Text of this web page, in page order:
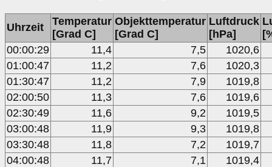
Uhrzeit
Temperatur
[Grad C]
Objekttemperatur
[Grad C]
Luftdruck
[hPa]
00:00:29
11,4 7,5
1020,6
01:00:47
11,2 7,6
1020,3
01:30:47
11,2 7,9
1019,8
02:00:50
11,3 7,6
1019,6
02:30:49
11,6 9,2
1019,5
03:00:48
11,9 9,3
1019,8
03:30:48
11,8 7,2
1019,7
04:00:48
11,7 7,1
1019,4